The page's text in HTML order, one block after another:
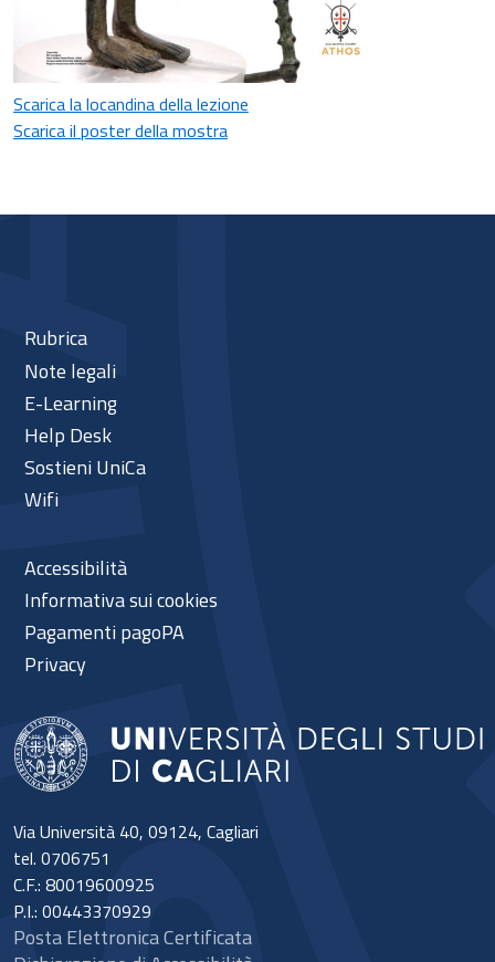
Scarica la locandina della lezione
Scarica il poster della mostra
Via Università 40, 09124, Cagliari
tel. 0706751
C.F.: 80019600925
P.I.: 00443370929
Posta Elettronica Certificata
Rubrica
Note legali
E-Learning
Help Desk
Sostieni UniCa
Wifi
Accessibilità
Informativa sui cookies
Pagamenti pagoPA
Privacy